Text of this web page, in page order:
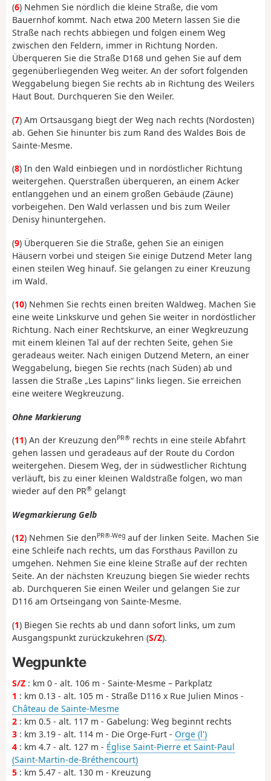
(6) Nehmen Sie nördlich die kleine Straße, die vom
Bauernhof kommt. Nach etwa 200 Metern lassen Sie die
Straße nach rechts abbiegen und folgen einem Weg
zwischen den Feldern, immer in Richtung Norden.
Überqueren Sie die Straße D168 und gehen Sie auf dem
gegenüberliegenden Weg weiter. An der sofort folgenden
Weggabelung biegen Sie rechts ab in Richtung des Weilers
Haut Bout. Durchqueren Sie den Weiler.
(7) Am Ortsausgang biegt der Weg nach rechts (Nordosten)
ab. Gehen Sie hinunter bis zum Rand des Waldes Bois de
Sainte-Mesme.
(8) In den Wald einbiegen und in nordöstlicher Richtung
weitergehen. Querstraßen überqueren, an einem Acker
entlanggehen und an einem großen Gebäude (Zäune)
vorbeigehen. Den Wald verlassen und bis zum Weiler
Denisy hinuntergehen.
(9) Überqueren Sie die Straße, gehen Sie an einigen
Häusern vorbei und steigen Sie einige Dutzend Meter lang
einen steilen Weg hinauf. Sie gelangen zu einer Kreuzung
im Wald.
(10) Nehmen Sie rechts einen breiten Waldweg. Machen Sie
eine weite Linkskurve und gehen Sie weiter in nordöstlicher
Richtung. Nach einer Rechtskurve, an einer Wegkreuzung
mit einem kleinen Tal auf der rechten Seite, gehen Sie
geradeaus weiter. Nach einigen Dutzend Metern, an einer
Weggabelung, biegen Sie rechts (nach Süden) ab und
lassen die Straße „Les Lapins“ links liegen. Sie erreichen
eine weitere Wegkreuzung.
Ohne Markierung
(11) An der Kreuzung denPR® rechts in eine steile Abfahrt
gehen lassen und geradeaus auf der Route du Cordon
weitergehen. Diesem Weg, der in südwestlicher Richtung
verläuft, bis zu einer kleinen Waldstraße folgen, wo man
wieder auf den PR® gelangt.
Wegmarkierung Gelb
(12) Nehmen Sie denPR®-Weg auf der linken Seite. Machen Sie
eine Schleife nach rechts, um das Forsthaus Pavillon zu
umgehen. Nehmen Sie eine kleine Straße auf der rechten
Seite. An der nächsten Kreuzung biegen Sie wieder rechts
ab. Durchqueren Sie einen Weiler und gelangen Sie zur
D116 am Ortseingang von Sainte-Mesme.
(1) Biegen Sie rechts ab und dann sofort links, um zum
Ausgangspunkt zurückzukehren (S/Z).
Wegpunkte
S/Z : km 0 - alt. 106 m - Sainte-Mesme – Parkplatz
1 : km 0.13 - alt. 105 m - Straße D116 x Rue Julien Minos -
Château de Sainte-Mesme
2 : km 0.5 - alt. 117 m - Gabelung: Weg beginnt rechts
3 : km 3.19 - alt. 114 m - Die Orge-Furt - Orge (l')
4 : km 4.7 - alt. 127 m - Église Saint-Pierre et Saint-Paul
(Saint-Martin-de-Bréthencourt)
5 : km 5.47 - alt. 130 m - Kreuzung